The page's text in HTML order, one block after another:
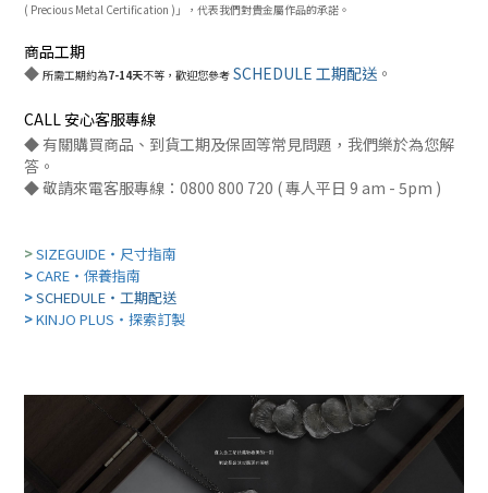
( Precious Metal Certification )」
， 代表我們對貴金屬作品的承諾。
商品工期
◆ 所需工期約為7-14天不等，歡迎您參考 SCHEDULE 工期配送 。
CALL 安心客服專線
◆ 有關購買商品、到貨工期及保固等常見問題，我們樂於為您解
答。
​◆ 敬請來電客服專線：0800 800 720 ( 專人平日 9 am - 5pm )​
>SIZEGUIDE・尺寸指南
>CARE・保養指南
>SCHEDULE・工期配送
>KINJO PLUS・探索訂製